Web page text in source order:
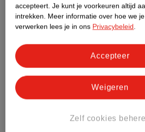
Etiketinformatie
Dit product heeft
Impact Score.
accepteert. Je kunt je voorkeuren altijd
intrekken. Meer informatie over hoe we
verwerken lees je in ons Privacybeleid.
Zelf cookies
Weigeren
Accepteer